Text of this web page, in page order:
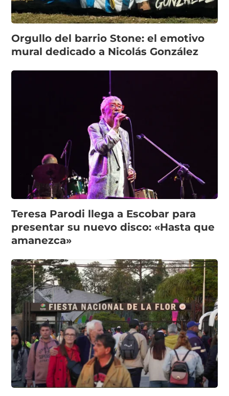
Orgullo del barrio Stone: el emotivo
mural dedicado a Nicolás González
Teresa Parodi llega a Escobar para
presentar su nuevo disco: «Hasta que
amanezca»